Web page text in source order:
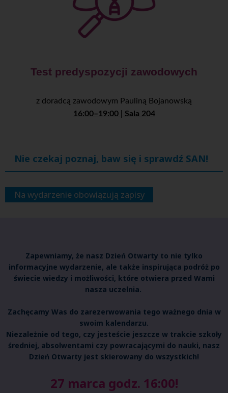
Test predyspozycji zawodowych
z doradcą zawodowym Pauliną Bojanowską
16:00–19:00 | Sala 204
Nie czekaj poznaj, baw się i sprawdź SAN!
Na wydarzenie obowiązują zapisy
Zapewniamy, że nasz Dzień Otwarty to nie tylko
informacyjne wydarzenie, ale także inspirująca podróż po
świecie wiedzy i możliwości, które otwiera przed Wami
nasza uczelnia.
Zachęcamy Was do zarezerwowania tego ważnego dnia w
swoim kalendarzu.
Niezależnie od tego, czy jesteście jeszcze w trakcie szkoły
średniej, absolwentami czy powracającymi do nauki, nasz
Dzień Otwarty jest skierowany do wszystkich!
27 marca godz. 16:00!